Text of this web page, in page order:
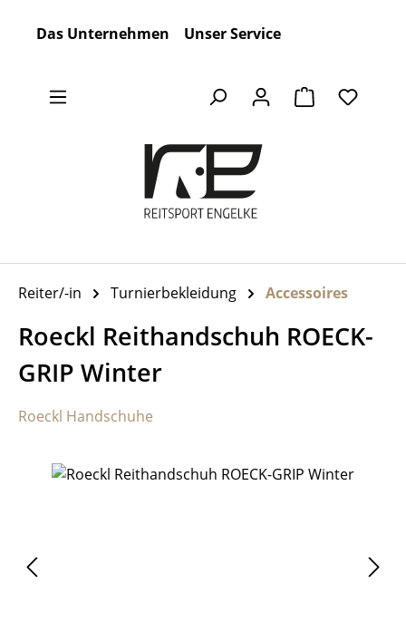
Das Unternehmen Unser Service
Warenkorb
Reiter/-in Turnierbekleidung Accessoires
Roeckl Reithandschuh ROECK-
GRIP Winter
Roeckl Handschuhe
Bildergalerie überspringen